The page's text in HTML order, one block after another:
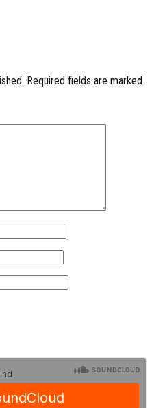
Required fields are marked